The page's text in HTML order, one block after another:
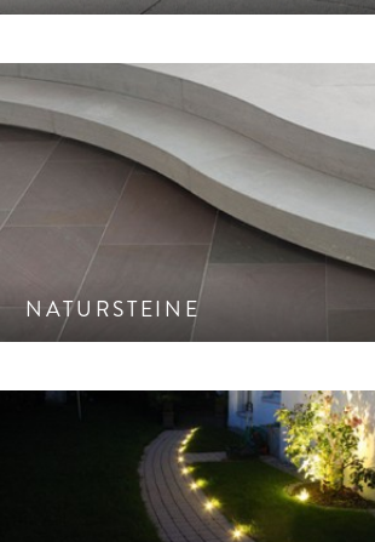
NATURSTEINE
Unsere sorgfältige Auswahl von
Setzen Sie auch im Dunkeln